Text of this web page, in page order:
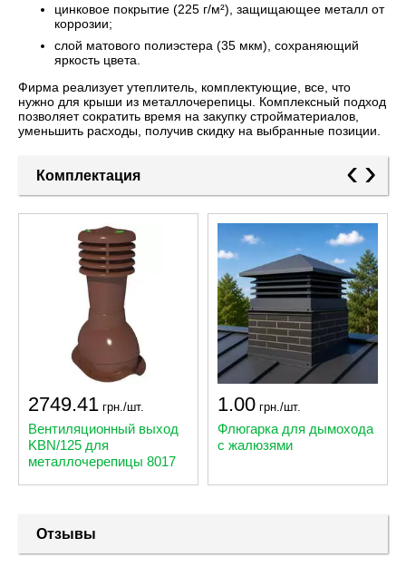
цинковое покрытие (225 г/м²), защищающее металл от
коррозии;
слой матового полиэстера (35 мкм), сохраняющий
яркость цвета.
Фирма реализует утеплитель, комплектующие, все, что
нужно для крыши из металлочерепицы. Комплексный подход
позволяет сократить время на закупку стройматериалов,
уменьшить расходы, получив скидку на выбранные позиции.
Комплектация ‹ ›
2749.41 грн./шт.
Вентиляционный выход
KBN/125 для
металлочерепицы 8017
1.00 грн./шт.
Флюгарка для дымохода
с жалюзями
Отзывы